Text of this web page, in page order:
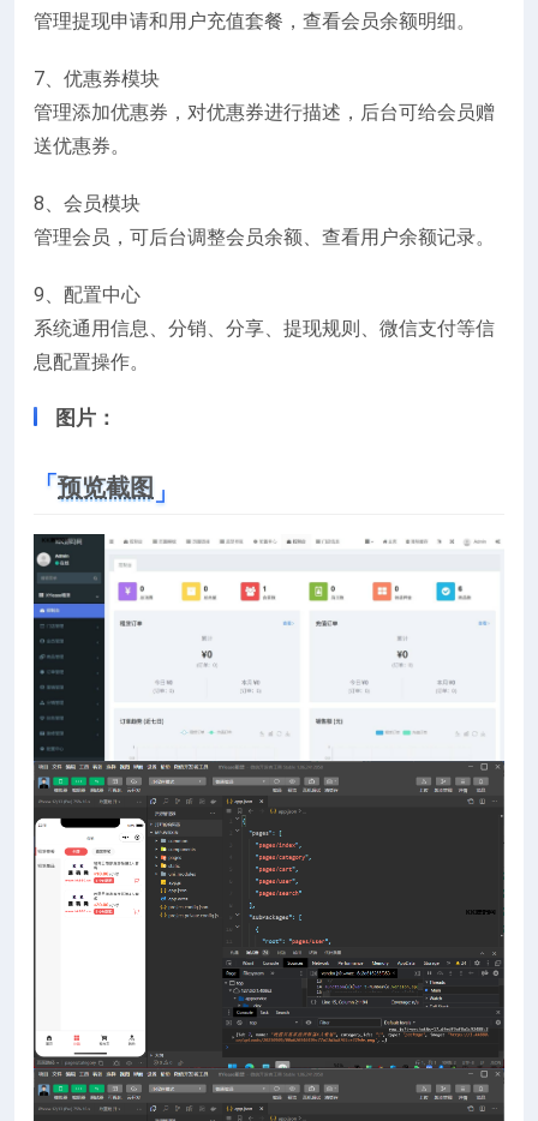
管理提现申请和用户充值套餐，查看会员余额明细。
7、优惠券模块
管理添加优惠券，对优惠券进行描述，后台可给会员赠
送优惠券。
8、会员模块
管理会员，可后台调整会员余额、查看用户余额记录。
9、配置中心
系统通用信息、分销、分享、提现规则、微信支付等信
息配置操作。
图片：
预览截图